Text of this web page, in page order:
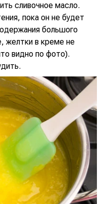
сливочное масло.
пока он не будет
большого
желтки в креме не
видно по фото).